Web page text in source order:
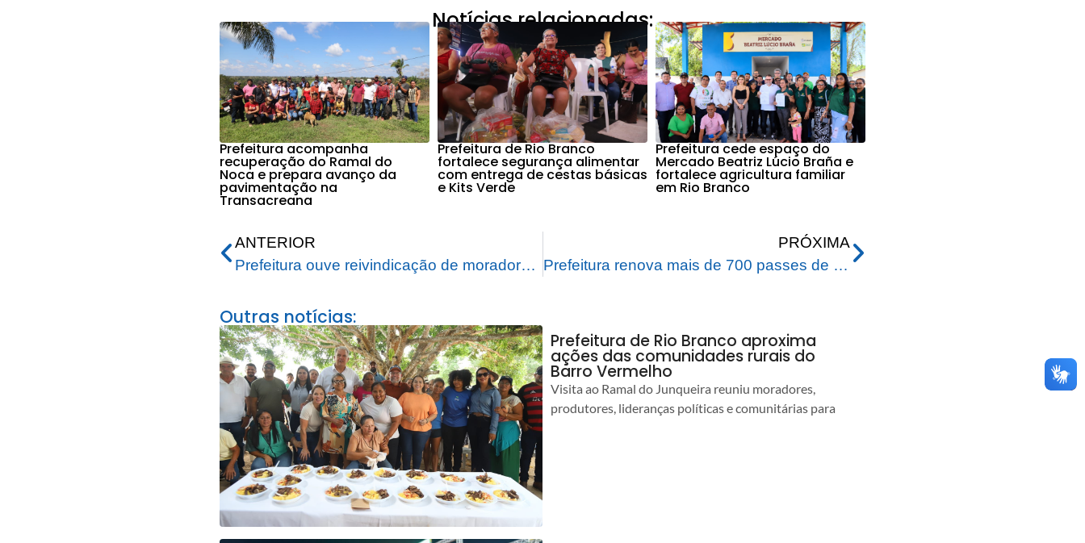
Notícias relacionadas:
Prefeitura acompanha
recuperação do Ramal do
Noca e prepara avanço da
pavimentação na
Transacreana
Prefeitura de Rio Branco
fortalece segurança alimentar
com entrega de cestas básicas
e Kits Verde
Prefeitura cede espaço do
Mercado Beatriz Lúcio Braña e
fortalece agricultura familiar
em Rio Branco
ANTERIOR
Prefeitura ouve reivindicação de moradores do ramal Santa Maria
PRÓXIMA
Prefeitura renova mais de 700 passes de ônibus para acadêmicos da Ufac
Outras notícias:
Prefeitura de Rio Branco aproxima
ações das comunidades rurais do
Barro Vermelho
Visita ao Ramal do Junqueira reuniu moradores,
produtores, lideranças políticas e comunitárias para